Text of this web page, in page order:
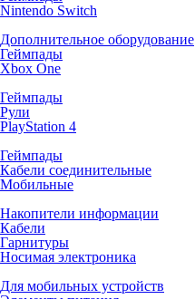
Nintendo Switch
Дополнительное оборудование
Геймпады
Xbox One
Геймпады
Рули
PlayStation 4
Геймпады
Кабели соединительные
Мобильные
Накопители информации
Кабели
Гарнитуры
Носимая электроника
Для мобильных устройств